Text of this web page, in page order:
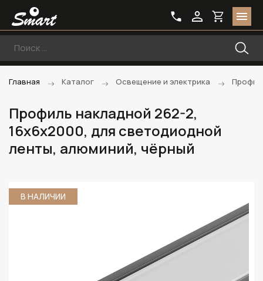
Главная Каталог Освещение и электрика
Профиль накладной 262-2,
16х6х2000, для светодиодной
ленты, алюминий, чёрный
В НАЛИЧИИ